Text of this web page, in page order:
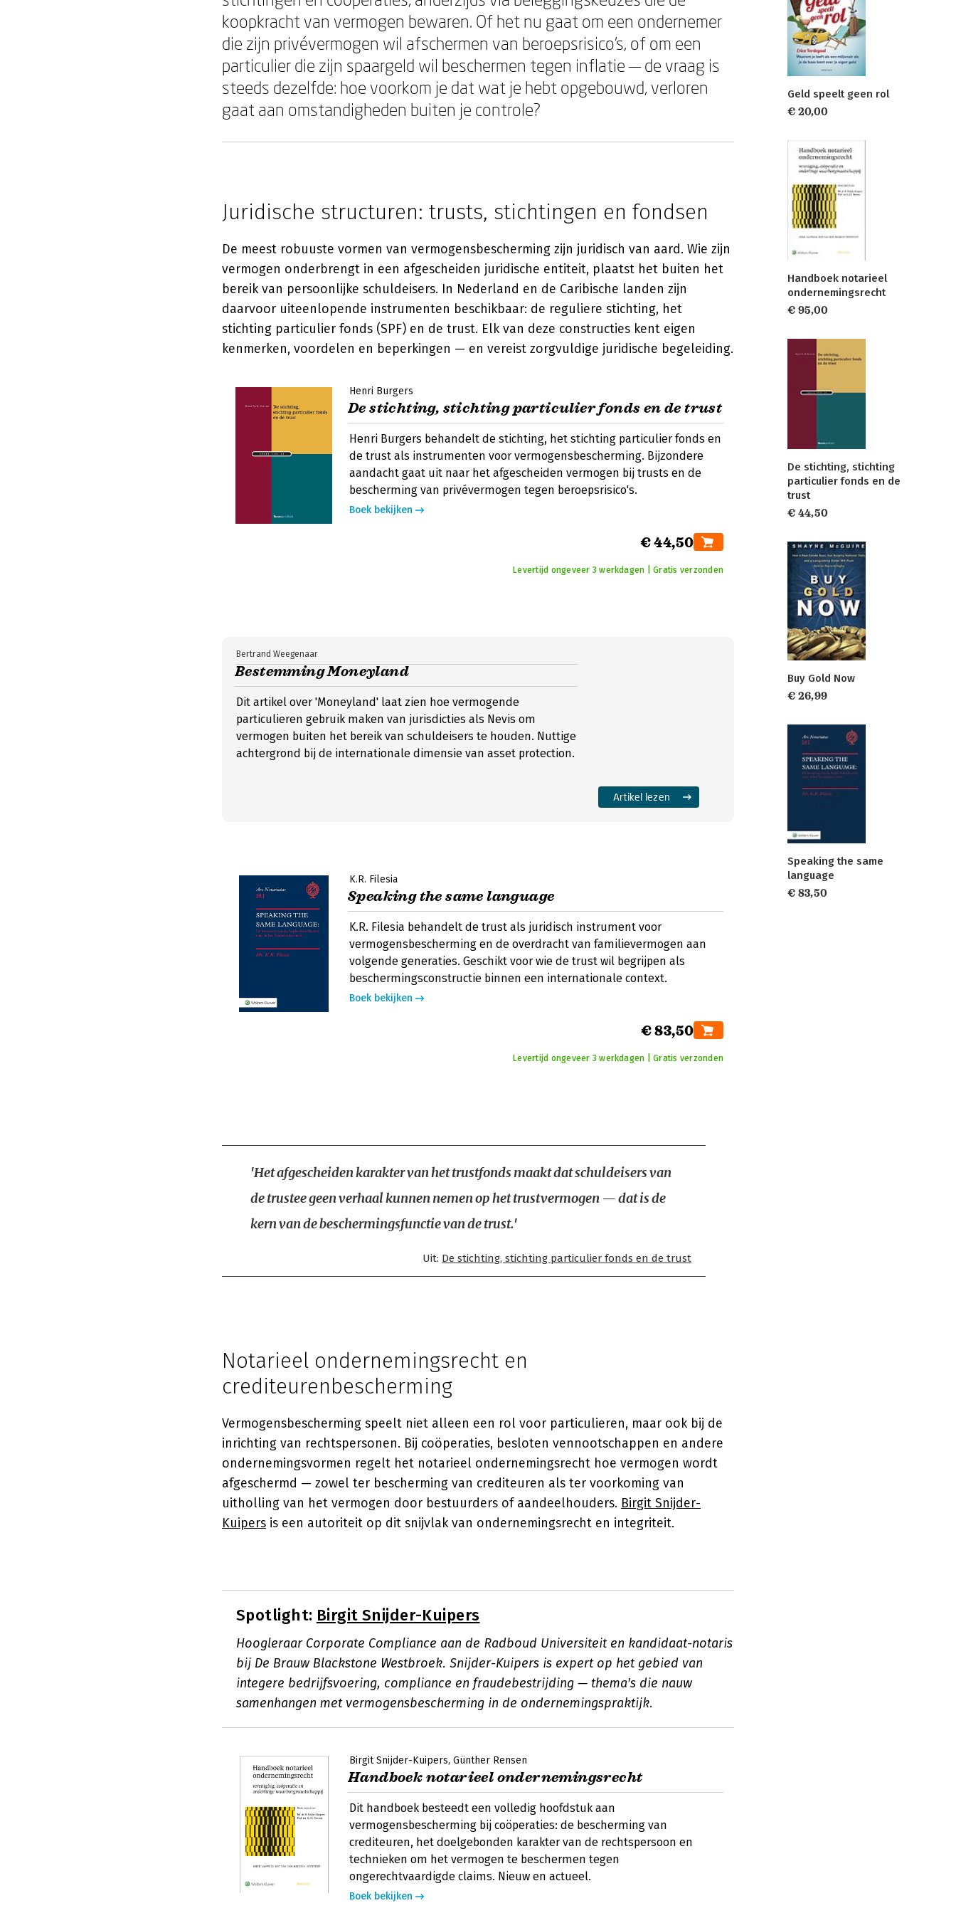
koopkracht van vermogen bewaren. Of het nu gaat om een ondernemer
die zijn privévermogen wil afschermen van beroepsrisico's, of om een
particulier die zijn spaargeld wil beschermen tegen inflatie — de vraag is
steeds dezelfde: hoe voorkom je dat wat je hebt opgebouwd, verloren
gaat aan omstandigheden buiten je controle?
Juridische structuren: trusts, stichtingen en fondsen
De meest robuuste vormen van vermogensbescherming zijn juridisch van aard. Wie zijn
vermogen onderbrengt in een afgescheiden juridische entiteit, plaatst het buiten het
bereik van persoonlijke schuldeisers. In Nederland en de Caribische landen zijn
daarvoor uiteenlopende instrumenten beschikbaar: de reguliere stichting, het
stichting particulier fonds (SPF) en de trust. Elk van deze constructies kent eigen
kenmerken, voordelen en beperkingen — en vereist zorgvuldige juridische begeleiding.
Henri Burgers
De stichting, stichting particulier fonds en de trust
Henri Burgers behandelt de stichting, het stichting particulier fonds en
de trust als instrumenten voor vermogensbescherming. Bijzondere
aandacht gaat uit naar het afgescheiden vermogen bij trusts en de
bescherming van privévermogen tegen beroepsrisico's.
Boek bekijken
€ 44,50
Levertijd ongeveer 3 werkdagen | Gratis verzonden
Bestemming Moneyland
Bertrand Weegenaar
Dit artikel over 'Moneyland' laat zien hoe vermogende
particulieren gebruik maken van jurisdicties als Nevis om
vermogen buiten het bereik van schuldeisers te houden. Nuttige
achtergrond bij de internationale dimensie van asset protection.
Artikel lezen
K.R. Filesia
Speaking the same language
K.R. Filesia behandelt de trust als juridisch instrument voor
vermogensbescherming en de overdracht van familievermogen aan
volgende generaties. Geschikt voor wie de trust wil begrijpen als
beschermingsconstructie binnen een internationale context.
Boek bekijken
€ 83,50
Levertijd ongeveer 3 werkdagen | Gratis verzonden
'Het afgescheiden karakter van het trustfonds maakt dat schuldeisers van
de trustee geen verhaal kunnen nemen op het trustvermogen — dat is de
kern van de beschermingsfunctie van de trust.'
Uit: De stichting, stichting particulier fonds en de trust
Notarieel ondernemingsrecht en
crediteurenbescherming
Vermogensbescherming speelt niet alleen een rol voor particulieren, maar ook bij de
inrichting van rechtspersonen. Bij coöperaties, besloten vennootschappen en andere
ondernemingsvormen regelt het notarieel ondernemingsrecht hoe vermogen wordt
afgeschermd — zowel ter bescherming van crediteuren als ter voorkoming van
uitholling van het vermogen door bestuurders of aandeelhouders. Birgit Snijder-
Kuipers is een autoriteit op dit snijvlak van ondernemingsrecht en integriteit.
Spotlight: Birgit Snijder-Kuipers
Hoogleraar Corporate Compliance aan de Radboud Universiteit en kandidaat-notaris
bij De Brauw Blackstone Westbroek. Snijder-Kuipers is expert op het gebied van
integere bedrijfsvoering, compliance en fraudebestrijding — thema's die nauw
samenhangen met vermogensbescherming in de ondernemingspraktijk.
Birgit Snijder-Kuipers Günther Rensen
Handboek notarieel ondernemingsrecht
Dit handboek besteedt een volledig hoofdstuk aan
vermogensbescherming bij coöperaties: de bescherming van
crediteuren, het doelgebonden karakter van de rechtspersoon en
technieken om het vermogen te beschermen tegen
ongerechtvaardigde claims. Nieuw en actueel.
Boek bekijken
Geld speelt geen rol
€ 20,00
Handboek notarieel
ondernemingsrecht
€ 95,00
De stichting, stichting
particulier fonds en de
trust
€ 44,50
Buy Gold Now
€ 26,99
Speaking the same
language
€ 83,50